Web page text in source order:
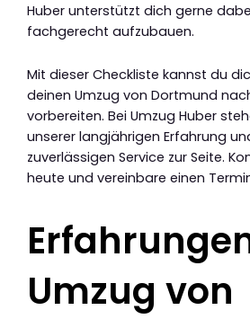
Huber unterstützt dich gerne
fachgerecht aufzubauen.
Mit dieser Checkliste kannst du
deinen Umzug von Dortmund
vorbereiten. Bei Umzug Huber
unserer langjährigen Erfahrung
zuverlässigen Service zur Seite.
heute und vereinbare einen
Umzug von